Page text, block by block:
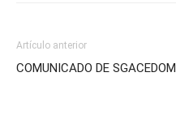
Artículo anterior
COMUNICADO DE SGACEDOM